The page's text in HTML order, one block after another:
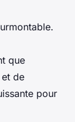
que
de
pour